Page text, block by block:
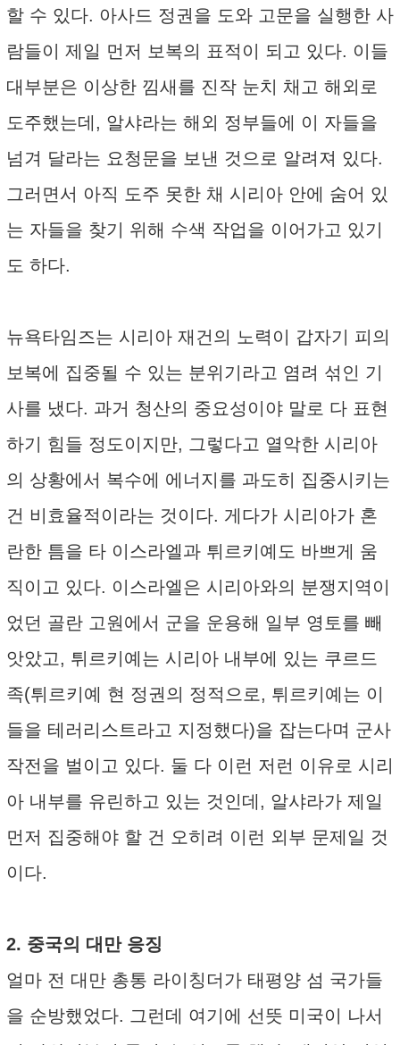
할 수 있다. 아사드 정권을 도와 고문을 실행한 사
람들이 제일 먼저 보복의 표적이 되고 있다. 이들
대부분은 이상한 낌새를 진작 눈치 채고 해외로
도주했는데, 알샤라는 해외 정부들에 이 자들을
넘겨 달라는 요청문을 보낸 것으로 알려져 있다.
그러면서 아직 도주 못한 채 시리아 안에 숨어 있
는 자들을 찾기 위해 수색 작업을 이어가고 있기
도 하다.
뉴욕타임즈는 시리아 재건의 노력이 갑자기 피의
보복에 집중될 수 있는 분위기라고 염려 섞인 기
사를 냈다. 과거 청산의 중요성이야 말로 다 표현
하기 힘들 정도이지만, 그렇다고 열악한 시리아
의 상황에서 복수에 에너지를 과도히 집중시키는
건 비효율적이라는 것이다. 게다가 시리아가 혼
란한 틈을 타 이스라엘과 튀르키예도 바쁘게 움
직이고 있다. 이스라엘은 시리아와의 분쟁지역이
었던 골란 고원에서 군을 운용해 일부 영토를 빼
앗았고, 튀르키예는 시리아 내부에 있는 쿠르드
족(튀르키예 현 정권의 정적으로, 튀르키예는 이
들을 테러리스트라고 지정했다)을 잡는다며 군사
작전을 벌이고 있다. 둘 다 이런 저런 이유로 시리
아 내부를 유린하고 있는 것인데, 알샤라가 제일
먼저 집중해야 할 건 오히려 이런 외부 문제일 것
이다.
2. 중국의 대만 응징
얼마 전 대만 총통 라이칭더가 태평양 섬 국가들
을 순방했었다. 그런데 여기에 선뜻 미국이 나서